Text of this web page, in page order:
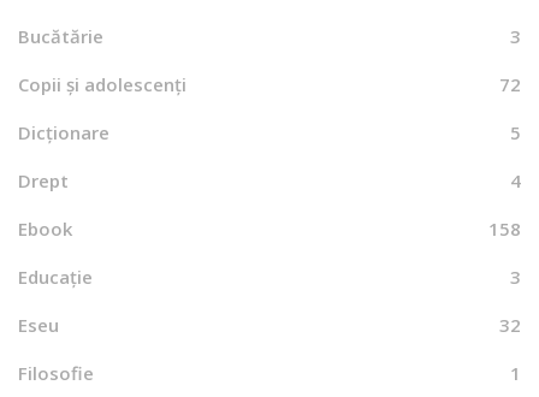
Bucătărie
3
Copii și adolescenți
72
Dicționare
5
Drept
4
Ebook
158
Educație
3
Eseu
32
Filosofie
1